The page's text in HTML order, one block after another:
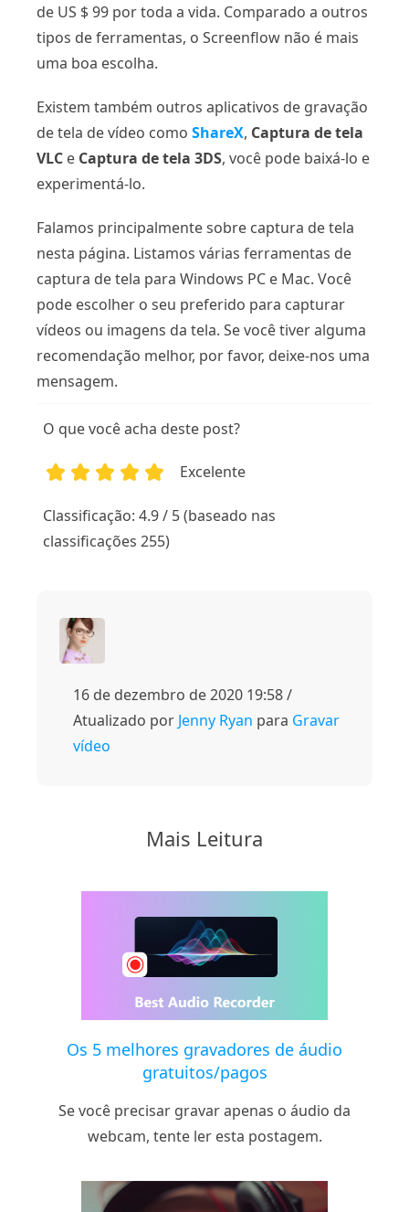
de US $ 99 por toda a vida. Comparado a outros
tipos de ferramentas, o Screenflow não é mais
uma boa escolha.
Existem também outros aplicativos de gravação
de tela de vídeo como ShareX, Captura de tela
VLC e Captura de tela 3DS, você pode baixá-lo e
experimentá-lo.
Falamos principalmente sobre captura de tela
nesta página. Listamos várias ferramentas de
captura de tela para Windows PC e Mac. Você
pode escolher o seu preferido para capturar
vídeos ou imagens da tela. Se você tiver alguma
recomendação melhor, por favor, deixe-nos uma
mensagem.
O que você acha deste post?
Excelente
Classificação: 4.9 / 5 (baseado nas
classificações 255)
16 de dezembro de 2020 19:58 /
Atualizado por Jenny Ryan para Gravar
vídeo
Mais Leitura
Os 5 melhores gravadores de áudio
gratuitos/pagos
Se você precisar gravar apenas o áudio da
webcam, tente ler esta postagem.